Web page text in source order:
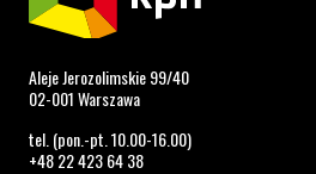
Aleje Jerozolimskie 99/40
02-001 Warszawa
tel. (pon.-pt. 10.00-16.00)
+48 22 423 64 38